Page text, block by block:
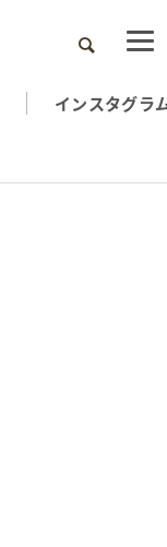
検索
インスタグラ